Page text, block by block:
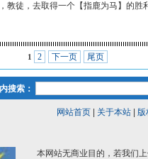
教徒，去取得一个【指鹿为马】的胜
1 2 下一页 尾页
搜索：
网站首页| 关于本站| 版
本网站无商业目的，若我们